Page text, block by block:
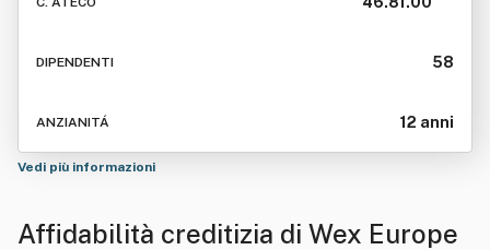
DIPENDENTI 58
ANZIANITÁ 12 anni
Vedi più informazioni
Affidabilità creditizia di Wex Europe